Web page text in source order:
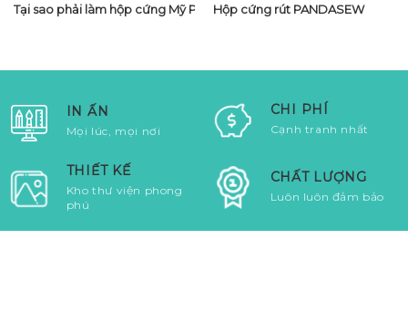
Tại sao phải làm hộp cứng Mỹ Phẩm?Hộp cứng rút PANDASEW
IN ẤN
Mọi lúc, mọi nơi
CHI PHÍ
Cạnh tranh nhất
THIẾT KẾ
Kho thư viện phong
phú
CHẤT LƯỢNG
Luôn luôn đảm bảo